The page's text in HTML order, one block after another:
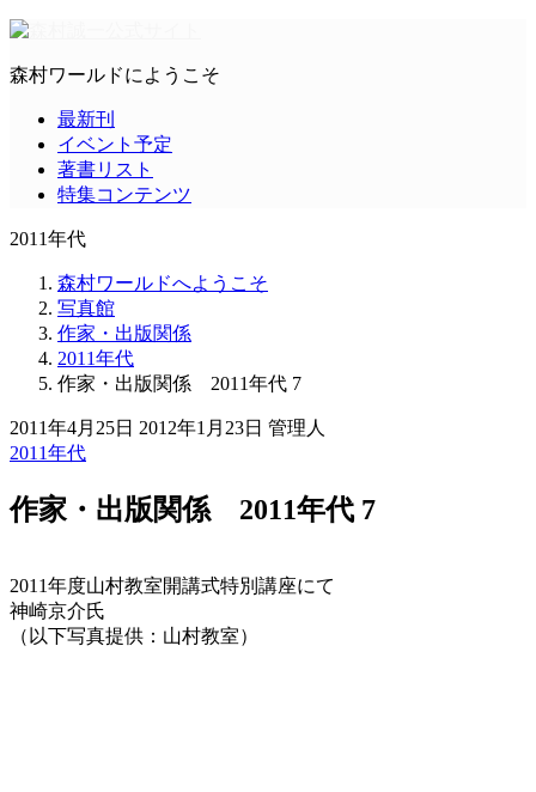
森村ワールドにようこそ
最新刊
イベント予定
著書リスト
特集コンテンツ
2011年代
森村ワールドへようこそ
写真館
作家・出版関係
2011年代
作家・出版関係 2011年代 7
2011年4月25日 2012年1月23日 管理人
2011年代
作家・出版関係 2011年代 7
2011年度山村教室開講式特別講座にて
神崎京介氏
（以下写真提供：山村教室）